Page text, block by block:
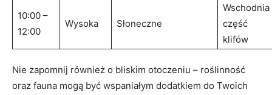
10:00 –
12:00
Wysoka Słoneczne
Wschodnia
część
klifów
Nie zapomnij również o bliskim otoczeniu – roślinność
oraz fauna mogą być wspaniałym dodatkiem do Twoich